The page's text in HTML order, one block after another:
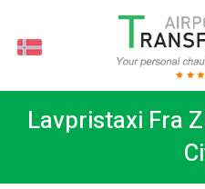
Lavpristaxi Fra